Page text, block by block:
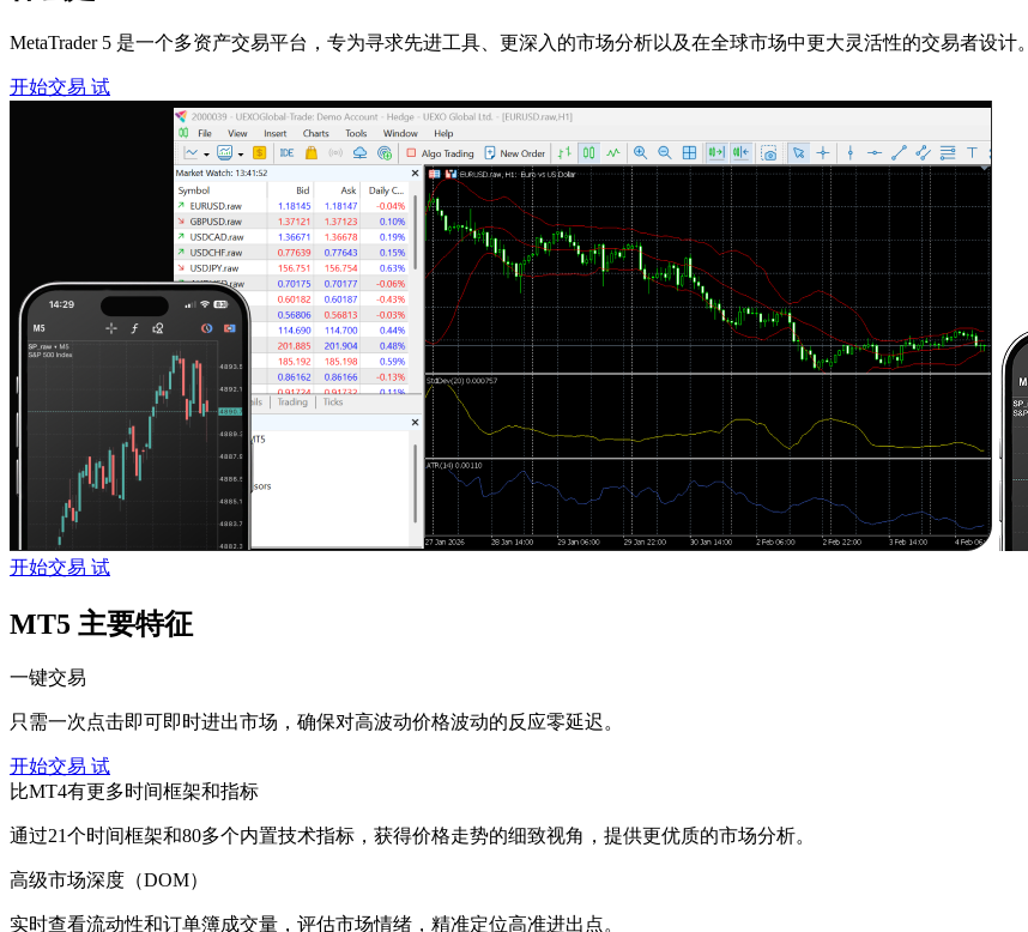
MetaTrader 5 是一个多资产交易平台，专为寻求先进工具、更深入的市场分析以及在全球市场中更大灵活性的交易者设计。
开始交易 试
开始交易 试
MT5 主要特征
一键交易
只需一次点击即可即时进出市场，确保对高波动价格波动的反应零延迟。
开始交易 试
比MT4有更多时间框架和指标
通过21个时间框架和80多个内置技术指标，获得价格走势的细致视角，提供更优质的市场分析。
高级市场深度（DOM）
实时查看流动性和订单簿成交量，评估市场情绪，精准定位高准进出点。